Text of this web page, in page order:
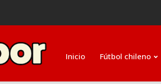
Inicio Fútbol chileno